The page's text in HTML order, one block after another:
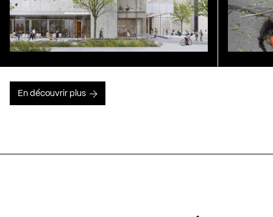
En découvrir plus